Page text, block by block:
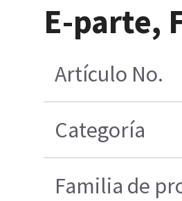
E-parte,
Artículo No.
Categoría
Familia de